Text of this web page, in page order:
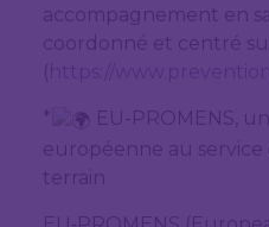
accompagnement en
coordonné et centré
(
*
EU-PROMENS,
européenne au service
terrain